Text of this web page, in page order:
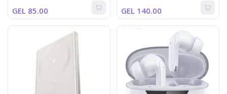
GEL 85.00 GEL 140.00